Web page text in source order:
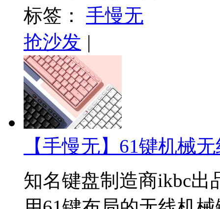
标签：
手慢无
抢沙发 |
【手慢无】61键机械
知名键盘制造商ikbc出